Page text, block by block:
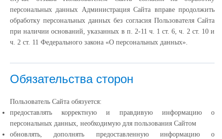
персональных данных Администрация Сайта вправе продолжить
обработку персональных данных без согласия Пользователя Сайта
при наличии оснований, указанных в п. 2-11 ч. 1 ст. 6, ч. 2 ст. 10 и
ч. 2 ст. 11 Федерального закона «О персональных данных».
Обязательства сторон
Пользователь Сайта обязуется:
предоставлять корректную и правдивую информацию о
персональных данных, необходимую для пользования Сайтом
обновлять, дополнять предоставленную информацию о